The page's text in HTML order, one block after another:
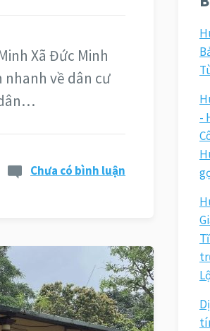
Xã Đức Minh
về dân cư
Chưa có bình luận
-